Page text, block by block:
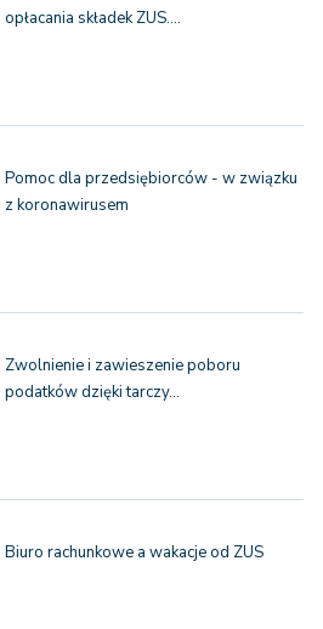
opłacania składek ZUS.…
Pomoc dla przedsiębiorców - w związku
z koronawirusem
Zwolnienie i zawieszenie poboru
podatków dzięki tarczy…
Biuro rachunkowe a wakacje od ZUS